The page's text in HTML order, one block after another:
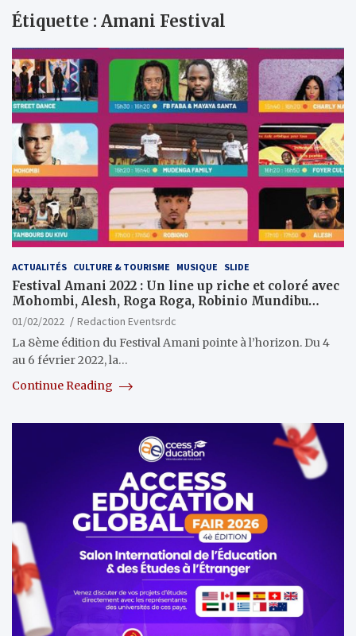
Étiquette : Amani Festival
ACTUALITÉS CULTURE & TOURISME MUSIQUE SLIDE
Festival Amani 2022 : Un line up riche et coloré avec
Mohombi, Alesh, Roga Roga, Robinio Mundibu…
01/02/2022
Redaction Eventsrdc
La 8ème édition du Festival Amani pointe à l’horizon. Du 4
au 6 février 2022, la…
Continue Reading